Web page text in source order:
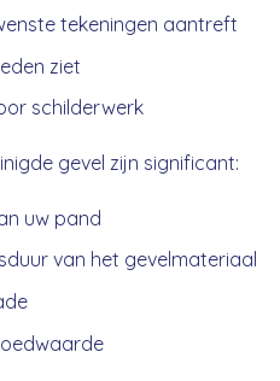
tekeningen aantreft
ziet
schilderwerk
gevel zijn significant:
uw pand
van het gevelmateriaal